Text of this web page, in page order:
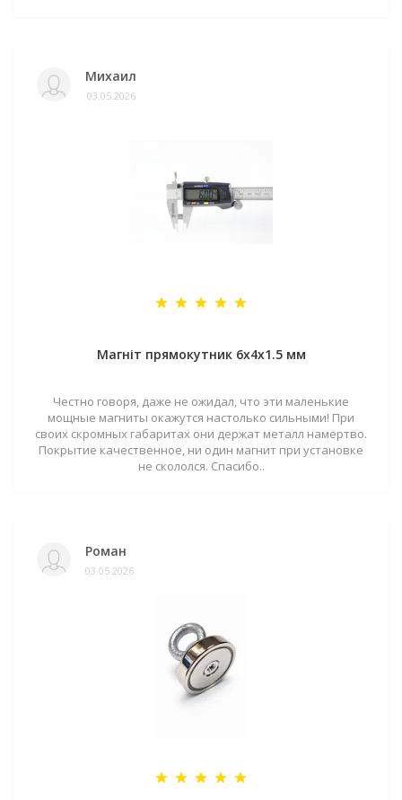
Михаил
03.05.2026
Магніт прямокутник 6х4х1.5 мм
Честно говоря, даже не ожидал, что эти маленькие
мощные магниты окажутся настолько сильными! При
своих скромных габаритах они держат металл намертво.
Покрытие качественное, ни один магнит при установке
не скололся. Спасибо..
Роман
03.05.2026